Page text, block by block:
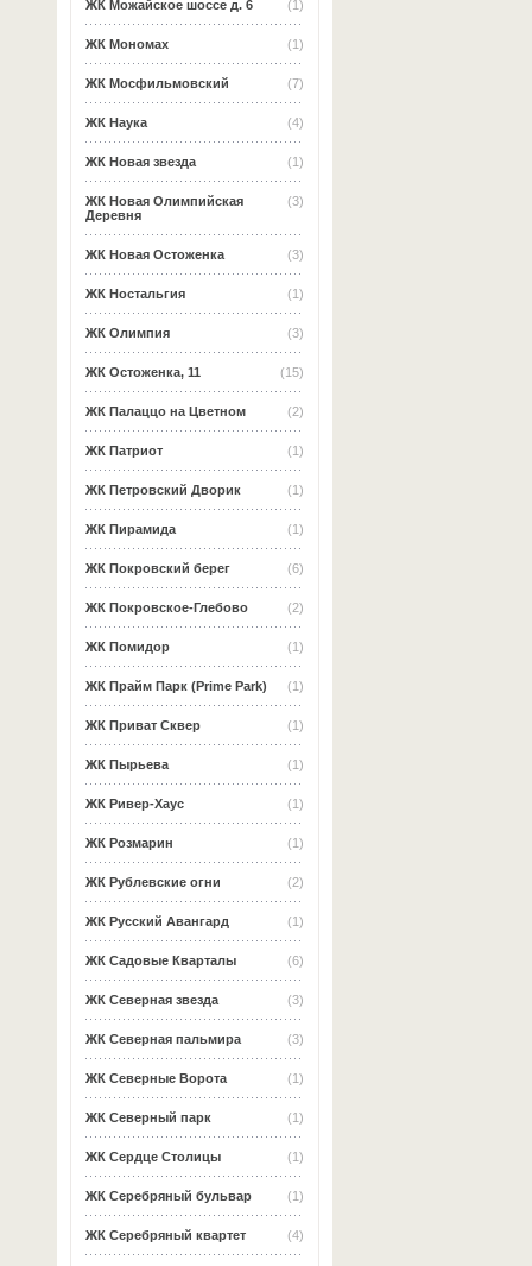
(1)
ЖК Можайское шоссе д. 6
(1)
ЖК Мономах
(7)
ЖК Мосфильмовский
(4)
ЖК Наука
(1)
ЖК Новая звезда
(3)
ЖК Новая Олимпийская
Деревня
(3)
ЖК Новая Остоженка
(1)
ЖК Ностальгия
(3)
ЖК Олимпия
(15)
ЖК Остоженка, 11
(2)
ЖК Палаццо на Цветном
(1)
ЖК Патриот
(1)
ЖК Петровский Дворик
(1)
ЖК Пирамида
(6)
ЖК Покровский берег
(2)
ЖК Покровское-Глебово
(1)
ЖК Помидор
(1)
ЖК Прайм Парк (Prime Park)
(1)
ЖК Приват Сквер
(1)
ЖК Пырьева
(1)
ЖК Ривер-Хаус
(1)
ЖК Розмарин
(2)
ЖК Рублевские огни
(1)
ЖК Русский Авангард
(6)
ЖК Садовые Кварталы
(3)
ЖК Северная звезда
(3)
ЖК Северная пальмира
(1)
ЖК Северные Ворота
(1)
ЖК Северный парк
(1)
ЖК Сердце Столицы
(1)
ЖК Серебряный бульвар
(4)
ЖК Серебряный квартет